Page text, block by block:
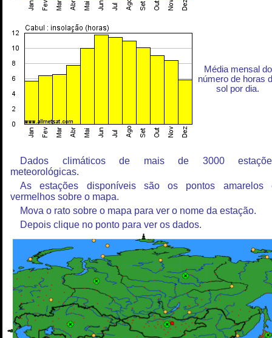
Média mensal do
número de horas
sol por dia.
Dados climáticos de mais de 3000
meteorológicas.
As estações disponíveis são os pontos amarelos
vermelhos sobre o mapa.
Mova o rato sobre o mapa para ver o nome da estação.
Depois clique no ponto para ver os dados.